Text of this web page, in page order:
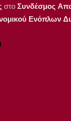
στοΣυνδέσμος
Ενόπλων